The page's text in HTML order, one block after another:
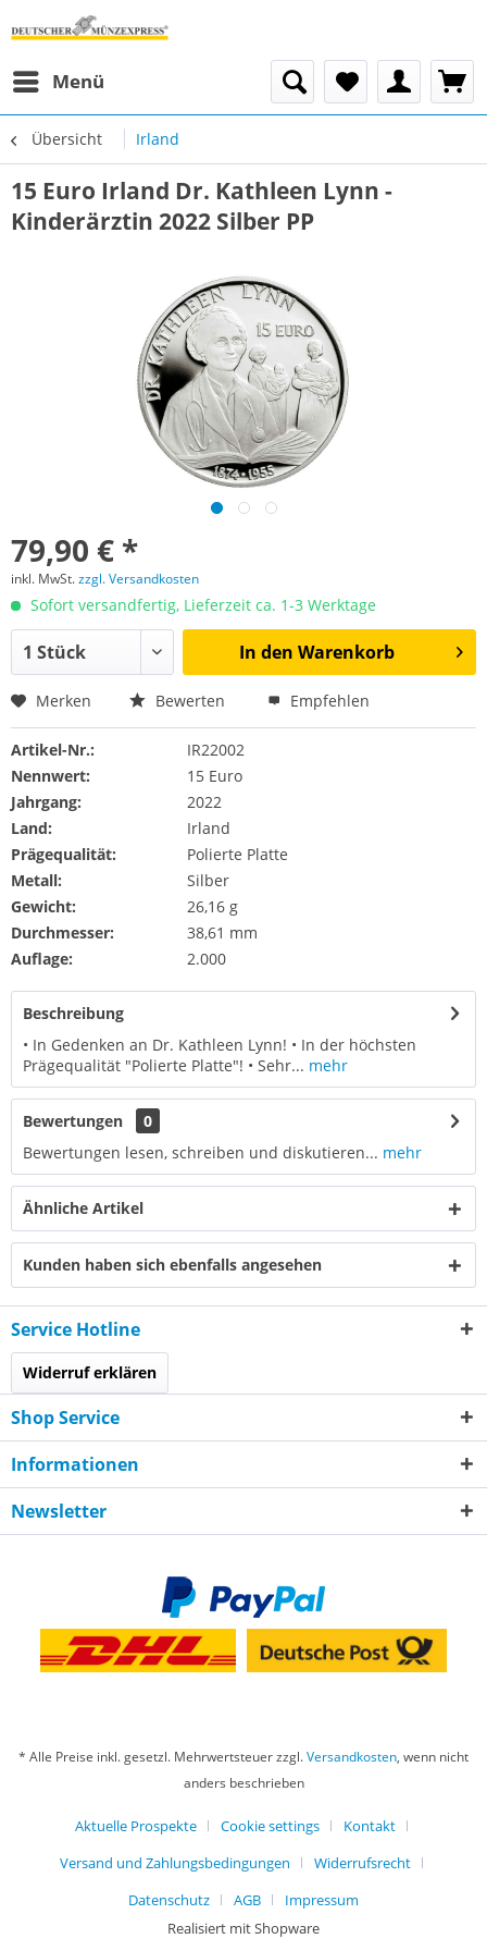
Menü
Übersicht Irland
15 Euro Irland Dr. Kathleen Lynn -
Kinderärztin 2022 Silber PP
79,90 € *
inkl. MwSt.zzgl. Versandkosten
Sofort versandfertig, Lieferzeit ca. 1-3 Werktage
In den Warenkorb
Merken Bewerten Empfehlen
Artikel-Nr.:
IR22002
Nennwert:
15 Euro
Jahrgang:
2022
Land:
Irland
Prägequalität:
Polierte Platte
Metall:
Silber
Gewicht:
26,16 g
Durchmesser:
38,61 mm
Auflage:
2.000
Beschreibung
• In Gedenken an Dr. Kathleen Lynn! • In der höchsten
Prägequalität "Polierte Platte"! • Sehr... mehr
Bewertungen
0
Bewertungen lesen, schreiben und diskutieren... mehr
Ähnliche Artikel
Kunden haben sich ebenfalls angesehen
Service Hotline
Widerruf erklären
Shop Service
Informationen
Newsletter
* Alle Preise inkl. gesetzl. Mehrwertsteuer zzgl.Versandkosten, wenn nicht
anders beschrieben
Aktuelle Prospekte Cookie settings
Kontakt
Versand und Zahlungsbedingungen
Widerrufsrecht
Datenschutz
AGB
Impressum
Realisiert mit Shopware